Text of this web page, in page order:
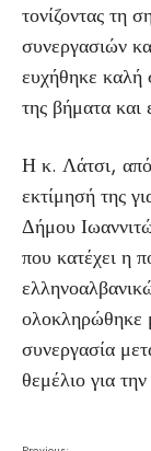
τονίζοντας τη
συνεργασιών
ευχήθηκε καλή
της βήματα και
Η κ. Λάτσι,
εκτίμησή της
Δήμου
που κατέχει η
ολοκληρώθηκε
συνεργασία
θεμέλιο για